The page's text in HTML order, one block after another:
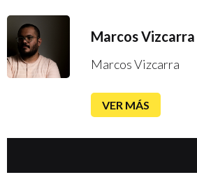
Marcos Vizcarra
Marcos Vizcarra
VER MÁS